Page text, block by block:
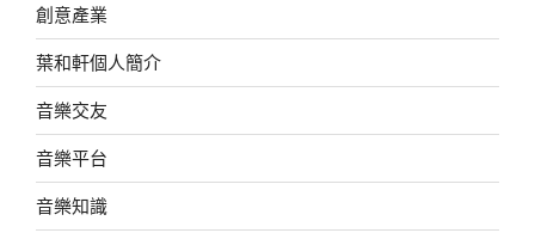
創意產業
葉和軒個人簡介
音樂交友
音樂平台
音樂知識